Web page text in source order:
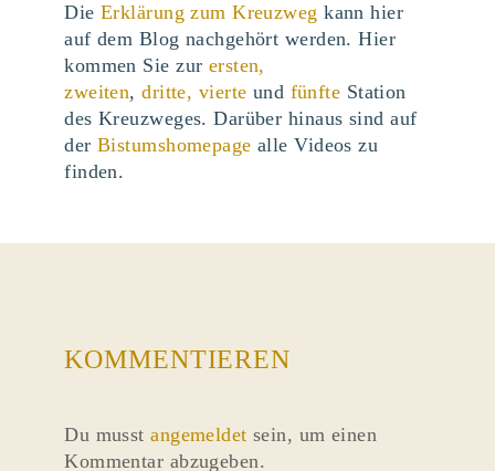
Die Erklärung zum Kreuzweg kann hier
auf dem Blog nachgehört werden. Hier
kommen Sie zur ersten,
zweiten,dritte, vierte und fünfte Station
des Kreuzweges. Darüber hinaus sind auf
der Bistumshomepage alle Videos zu
finden.
KOMMENTIEREN
Du musstangemeldet sein, um einen
Kommentar abzugeben.